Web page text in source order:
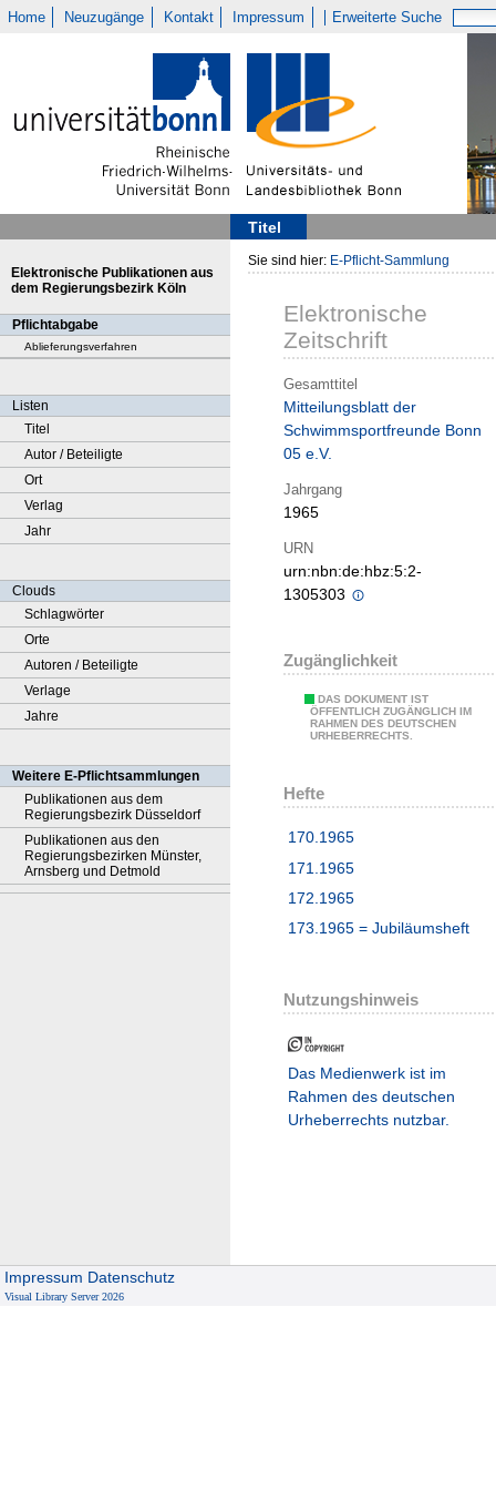
Home Neuzugänge Kontakt Impressum Erweiterte Suche
Titel
Elektronische Publikationen aus
dem Regierungsbezirk Köln
Pflichtabgabe
Ablieferungsverfahren
Listen
Titel
Autor / Beteiligte
Ort
Verlag
Jahr
Clouds
Schlagwörter
Orte
Autoren / Beteiligte
Verlage
Jahre
Weitere E-Pflichtsammlungen
Publikationen aus dem
Regierungsbezirk Düsseldorf
Publikationen aus den
Regierungsbezirken Münster,
Arnsberg und Detmold
Sie sind hier: E-Pflicht-Sammlung
Elektronische
Zeitschrift
Gesamttitel
Mitteilungsblatt der
Schwimmsportfreunde Bonn
05 e.V.
Jahrgang
1965
URN
urn:nbn:de:hbz:5:2-
1305303
Zugänglichkeit
DAS DOKUMENT IST
ÖFFENTLICH ZUGÄNGLICH IM
RAHMEN DES DEUTSCHEN
URHEBERRECHTS.
Hefte
170.1965
171.1965
172.1965
173.1965 = Jubiläumsheft
Nutzungshinweis
Das Medienwerk ist im
Rahmen des deutschen
Urheberrechts nutzbar.
Impressum Datenschutz
Visual Library Server 2026